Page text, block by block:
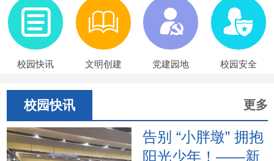
校园快讯 文明创建 党建园地 校园安全
校园快讯 更多
告别 “小胖墩” 拥抱
阳光少年！——新